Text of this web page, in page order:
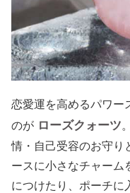
恋愛運を高めるパワー
のが ローズクォーツ
情・自己受容のお守り
ースに小さなチャーム
につけたり、ポーチに